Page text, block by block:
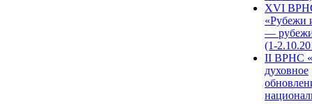
XVI
«Рубежи
—
(1-
II ВРНС
духовное